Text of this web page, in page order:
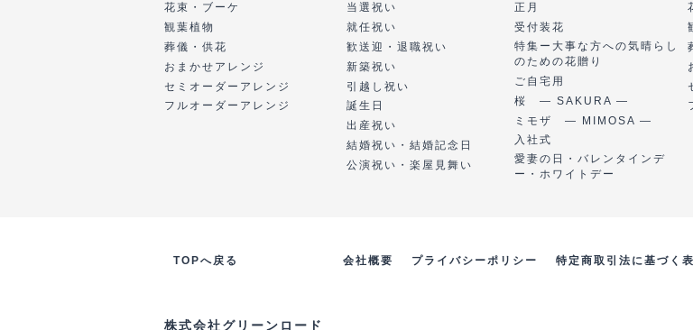
花束・ブーケ
観葉植物
葬儀・供花
おまかせアレンジ
セミオーダーアレンジ
フルオーダーアレンジ
当選祝い
就任祝い
歓送迎・退職祝い
新築祝い
引越し祝い
誕生日
出産祝い
結婚祝い・結婚記念日
公演祝い・楽屋見舞い
正月
受付装花
特集ー大事な方への気晴らし
のための花贈り
ご自宅用
桜 ― SAKURA ―
ミモザ ― MIMOSA ―
入社式
愛妻の日・バレンタインデ
ー・ホワイトデー
TOPへ戻る 会社概要 プライバシーポリシー 特定商取引法に基づく
株式会社グリーンロード